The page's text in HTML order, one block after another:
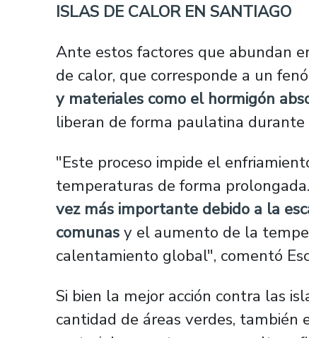
ISLAS DE CALOR EN SANTIAGO
Ante estos factores que abundan
de calor, que corresponde a un
y materiales como el hormigón
liberan de forma paulatina durante
"Este proceso impide el
temperaturas de forma prolongada.
vez más importante debido a la
comunasy el aumento de la
calentamiento global", comentó
Si bien la mejor acción contra las
cantidad de áreas verdes,